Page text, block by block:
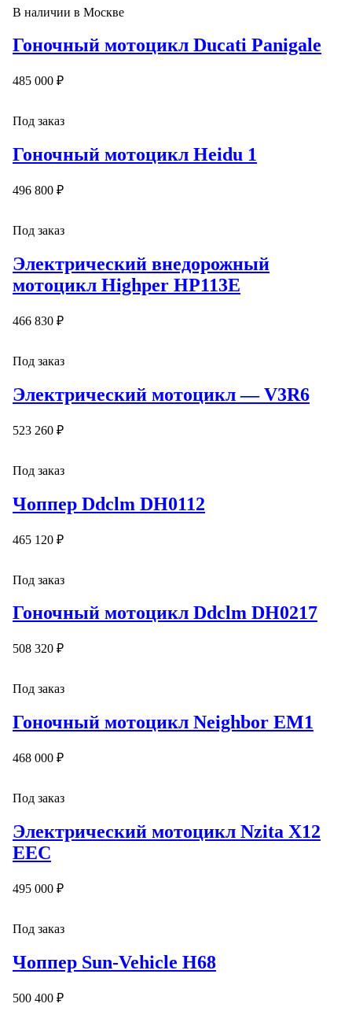
В наличии в Москве
Гоночный мотоцикл Ducati Panigale
485 000 ₽
Под заказ
Гоночный мотоцикл Heidu 1
496 800 ₽
Под заказ
Электрический внедорожный
мотоцикл Highper HP113E
466 830 ₽
Под заказ
Электрический мотоцикл — V3R6
523 260 ₽
Под заказ
Чоппер Ddclm DH0112
465 120 ₽
Под заказ
Гоночный мотоцикл Ddclm DH0217
508 320 ₽
Под заказ
Гоночный мотоцикл Neighbor EM1
468 000 ₽
Под заказ
Электрический мотоцикл Nzita X12
EEC
495 000 ₽
Под заказ
Чоппер Sun-Vehicle H68
500 400 ₽